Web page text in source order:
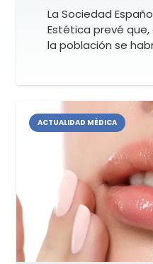
La Sociedad
Estética prevé que,
la población se
ACTUALIDAD MÉDICA